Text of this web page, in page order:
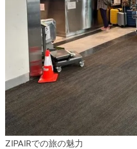
ZIPAIRでの旅の魅力